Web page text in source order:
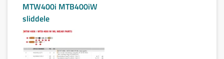
MTW400i MTB400iW
sliddele